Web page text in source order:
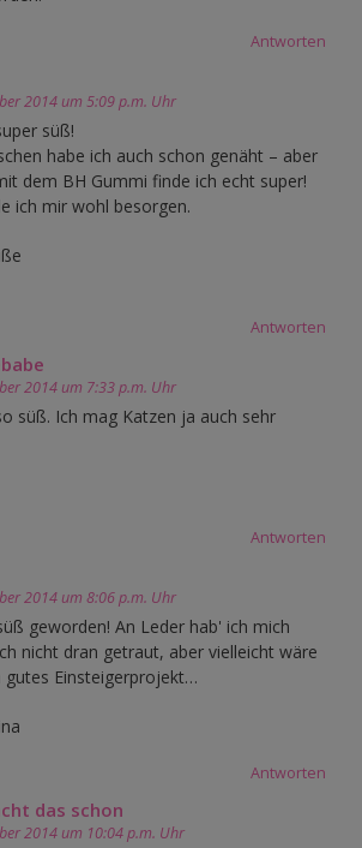
Antworten
2014 um 5:09 p.m. Uhr
süß!
habe ich auch schon genäht – aber
dem BH Gummi finde ich echt super!
ich mir wohl besorgen.
Antworten
2014 um 7:33 p.m. Uhr
süß. Ich mag Katzen ja auch sehr
Antworten
2014 um 8:06 p.m. Uhr
geworden! An Leder hab' ich mich
nicht dran getraut, aber vielleicht wäre
gutes Einsteigerprojekt…
Antworten
das schon
2014 um 10:04 p.m. Uhr